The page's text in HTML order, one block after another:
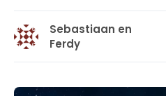
Sebastiaan en
Ferdy